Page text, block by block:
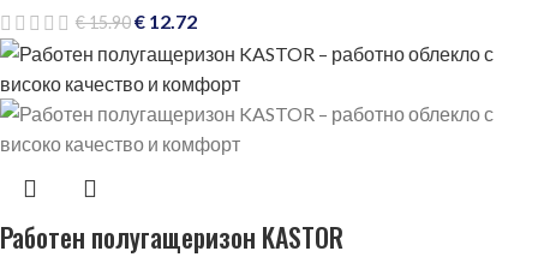
€15.90€ 12.72
Работен полугащеризон KASTOR